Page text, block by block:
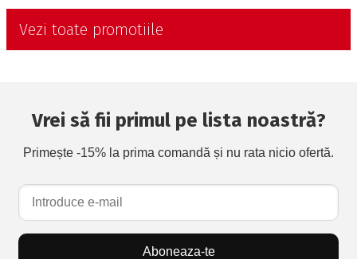
Vezi toate promotiile
Vrei să fii primul pe lista noastră?
Primește -15% la prima comandă și nu rata nicio ofertă.
Aboneaza-te